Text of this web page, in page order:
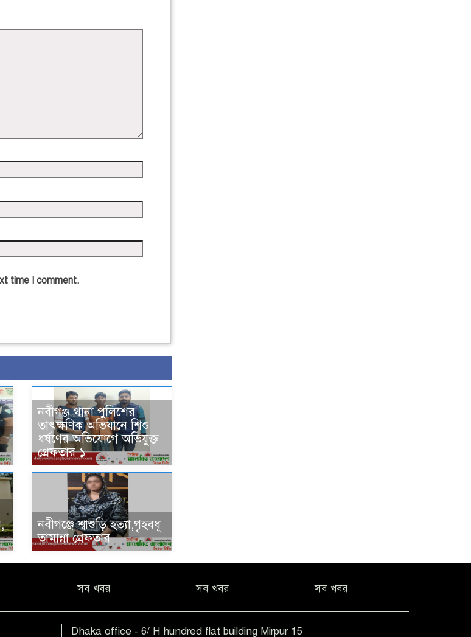
time I comment.
নবীগঞ্জ থানা পুলিশের
তাৎক্ষণিক অভিযানে শিশু
ধর্ষণের অভিযোগে অভিযুক্ত
গ্রেফতার ১
নবীগঞ্জে শ্বাশুড়ি হত্যা,গৃহবধূ
তামান্না গ্রেফতার
সব খবর সব খবর সব খবর
Dhaka office - 6/ H hundred flat building Mirpur 15